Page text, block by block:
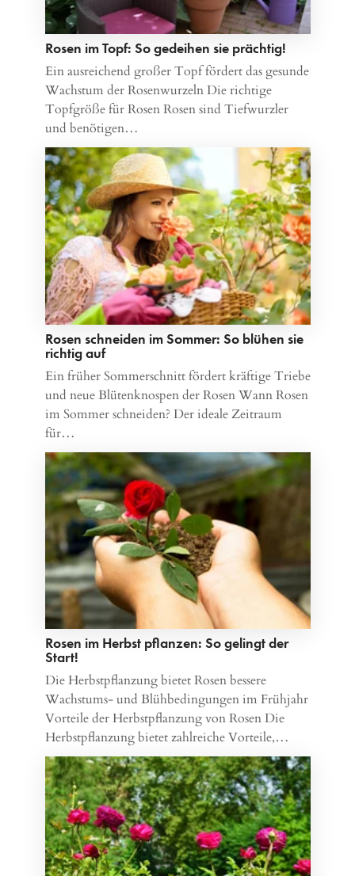
Rosen im Topf: So gedeihen sie prächtig!
Ein ausreichend großer Topf fördert das gesunde
Wachstum der Rosenwurzeln Die richtige
Topfgröße für Rosen Rosen sind Tiefwurzler
und benötigen…
Rosen schneiden im Sommer: So blühen sie
richtig auf
Ein früher Sommerschnitt fördert kräftige Triebe
und neue Blütenknospen der Rosen Wann Rosen
im Sommer schneiden? Der ideale Zeitraum
für…
Rosen im Herbst pflanzen: So gelingt der
Start!
Die Herbstpflanzung bietet Rosen bessere
Wachstums- und Blühbedingungen im Frühjahr
Vorteile der Herbstpflanzung von Rosen Die
Herbstpflanzung bietet zahlreiche Vorteile,…